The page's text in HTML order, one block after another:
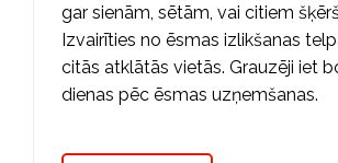
gar sienām, sētām, vai citiem
Izvairīties no ēsmas izlikšanas
citās atklātās vietās. Grauzēji iet
dienas pēc ēsmas uzņemšanas.